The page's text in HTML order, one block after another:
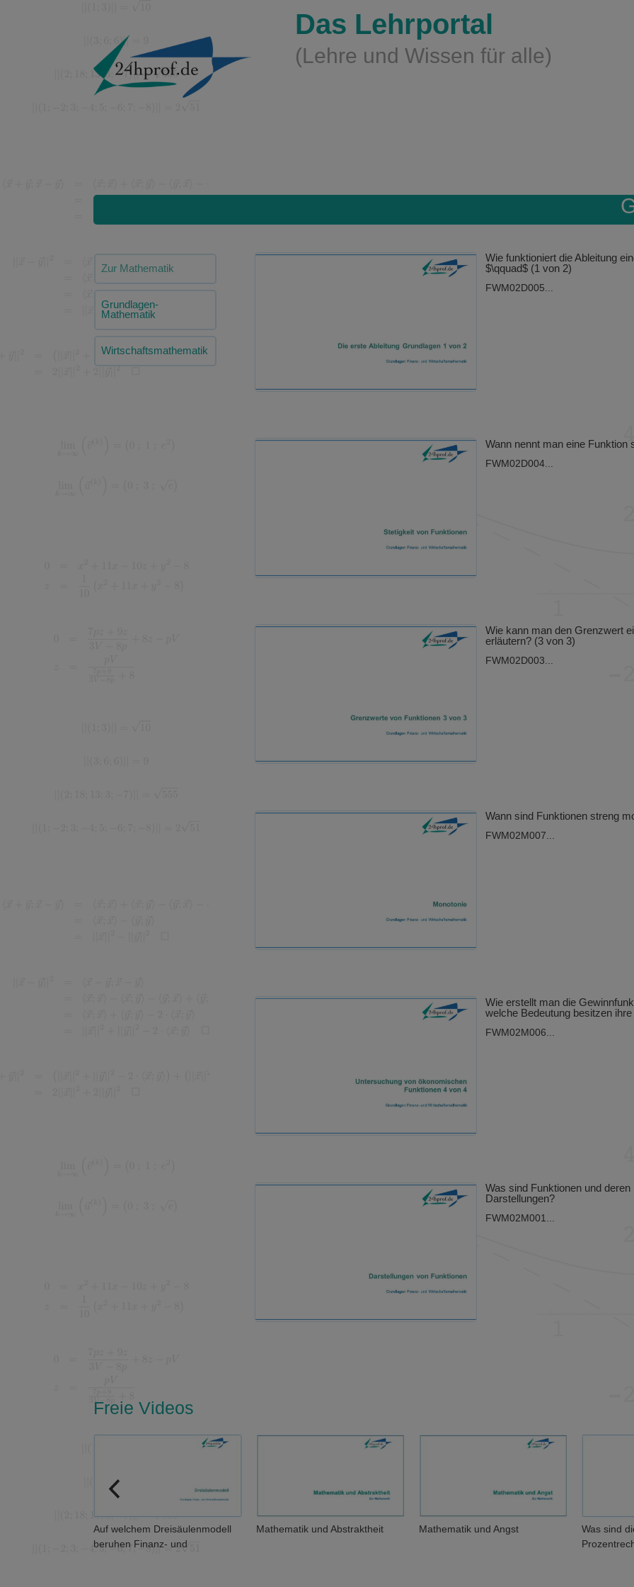
Das Lehrportal
(Lehre und Wissen für alle)
Zur Mathematik
Grundlagen-
Mathematik
Wirtschaftsmathematik
Wie funktioniert die Ableitung
$\qquad$ (1 von 2)
FWM02D005...
Wann nennt man eine Funktion
FWM02D004...
Wie kann man den Grenzwert
erläutern? (3 von 3)
FWM02D003...
Wann sind Funktionen streng
FWM02M007...
Wie erstellt man die
welche Bedeutung besitzen
FWM02M006...
Was sind Funktionen und deren
Darstellungen?
FWM02M001...
Freie Videos
Auf welchem Dreisäulenmodell
beruhen Finanz- und
Mathematik und Abstraktheit Mathematik und Angst
Was sind die